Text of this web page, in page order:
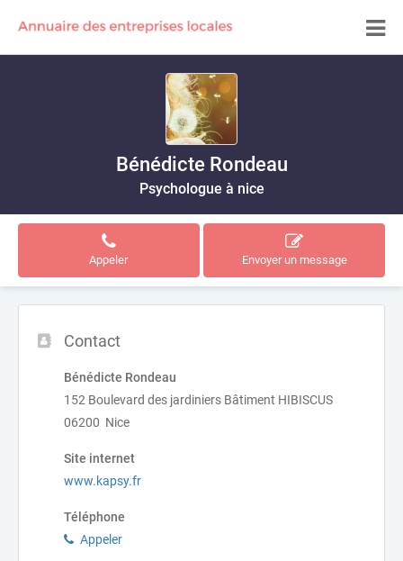
Bénédicte Rondeau
Psychologue à nice
Appeler Envoyer un message
Contact
Bénédicte Rondeau
152 Boulevard des jardiniers Bâtiment HIBISCUS
06200 Nice
Site internet
www.kapsy.fr
Téléphone
Appeler